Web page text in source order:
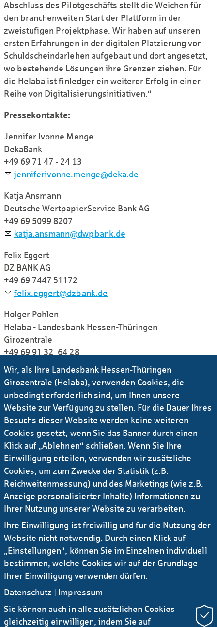
Abschluss des Pilot­geschäfts stellt die Weichen für
den branchen­weiten Start der Plattform in der
zweistufigen Projektphase. Wir haben auf unseren
ersten Erfahrungen in der digitalen Platzierung von
Schuldschein­darlehen aufgebaut und dort ange­setzt,
wo bestehende Lösungen ihre Grenzen ziehen. Für
die Helaba ist finledger ein weiterer Erfolg in einer
Reihe von Digitali­sierungs­initiativen.“
Pressekontakte:
Jennifer Ivonne Menge
DekaBank
+49 69 71 47 - 24 13
j nn f r v nn m ng d k d
Katja Ansmann
Deutsche WertpapierService Bank AG
+49 69 5099 8207
k tj nsm nn dwpb nk d
Felix Eggert
DZ BANK AG
+49 69 7447 51172
f l x gg rt dzb nk d
Holger Pohlen
Helaba - Landesbank Hessen-Thüringen
Girozentrale
+49 69 91 32–64 28
lg r hl h b d
Link teilen
Info drucken
Ursula-Brita Krück
stv. Pressesprecherin
+49 69 / 91 32 - 21 92
E-Mail
mehr News
Wir, als Ihre Landesbank Hessen-Thüringen
Girozentrale (Helaba), verwenden Cookies, die
unbedingt erforderlich sind, um Ihnen unsere
Website zur Verfügung zu stellen. Für die Dauer Ihres
Besuchs dieser Website werden keine weiteren
Cookies gesetzt, wenn Sie das Banner durch einen
Klick auf „Ablehnen“ schließen. Wenn Sie Ihre
Einwilligung erteilen, verwenden wir zusätzliche
Cookies, um zum Zwecke der Statistik (z.B.
Reichweitenmessung) und des Marketings (wie z.B.
Anzeige personalisierter Inhalte) Informationen zu
Ihrer Nutzung unserer Website zu verarbeiten.
Ihre Einwilligung ist freiwillig und für die Nutzung der
Website nicht notwendig. Durch einen Klick auf
„Einstellungen“, können Sie im Einzelnen individuell
bestimmen, welche Cookies wir auf der Grundlage
Ihrer Einwilligung verwenden dürfen.
Datenschutz | Impressum
Sie können auch in alle zusätzlichen Cookies
gleichzeitig einwilligen, indem Sie auf